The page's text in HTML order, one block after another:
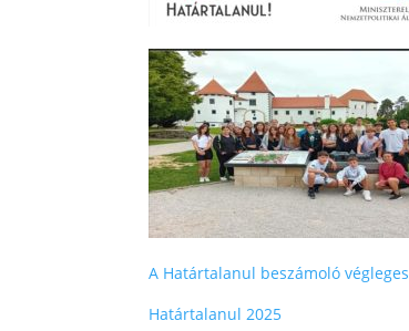
A Határtalanul beszámoló végleges
Határtalanul 2025